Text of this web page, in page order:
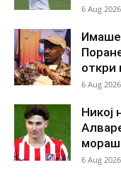
6 Aug
Имаше
откри
6 Aug
Никој
6 Aug